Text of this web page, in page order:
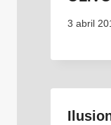
3 abril